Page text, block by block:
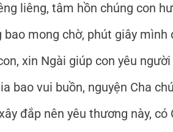
liêng, tâm hồn chúng con
mong chờ, phút giây mình
xin Ngài giúp con yêu người
bao vui buồn, nguyện Cha
đắp nên yêu thương này,